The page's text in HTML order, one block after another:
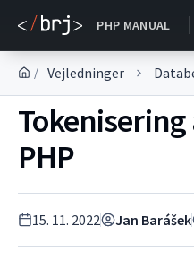
PHP MANUAL
DOKUMENTACE
/ Vejledninger
Tokenisering
PHP
15. 11. 2022 Jan Barášek